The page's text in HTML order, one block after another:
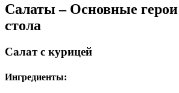
Салаты – Основные герои
стола
Салат с курицей
Ингредиенты: